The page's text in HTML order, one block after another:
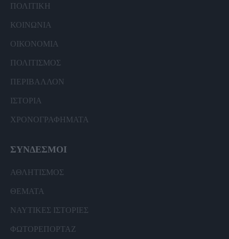
ΠΟΛΙΤΙΚΗ
ΚΟΙΝΩΝΙΑ
ΟΙΚΟΝΟΜΙΑ
ΠΟΛΙΤΙΣΜΟΣ
ΠΕΡΙΒΑΛΛΟΝ
ΙΣΤΟΡΙΑ
ΧΡΟΝΟΓΡΑΦΗΜΑΤΑ
ΣΥΝΔΕΣΜΟΙ
ΑΘΛΗΤΙΣΜΟΣ
ΘΕΜΑΤΑ
ΝΑΥΤΙΚΕΣ ΙΣΤΟΡΙΕΣ
ΦΩΤΟΡΕΠΟΡΤΑΖ